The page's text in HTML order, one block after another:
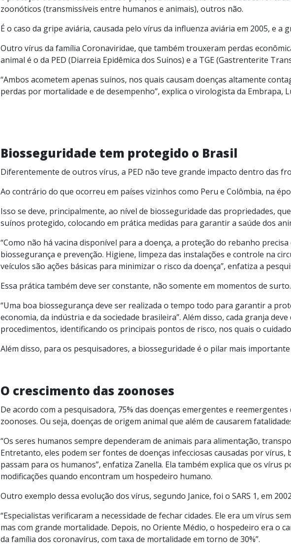
zoonóticos (transmissíveis entre humanos e animais), outros não.
É o caso da gripe aviária, causada pelo vírus da influenza aviária em 2005, e a
Outro vírus da família Coronaviridae, que também trouxeram perdas
animal é o da PED (Diarreia Epidêmica dos Suínos) e a TGE (Gastrenterite
“Ambos acometem apenas suínos, nos quais causam doenças altamente
perdas por mortalidade e de desempenho”, explica o virologista da Embrapa,
Biosseguridade tem protegido o Brasil
Diferentemente de outros vírus, a PED não teve grande impacto dentro das
Ao contrário do que ocorreu em países vizinhos como Peru e Colômbia, na
Isso se deve, principalmente, ao nível de biosseguridade das propriedades,
suínos protegido, colocando em prática medidas para garantir a saúde dos
“Como não há vacina disponível para a doença, a proteção do rebanho
biossegurança e prevenção. Higiene, limpeza das instalações e controle na
veículos são ações básicas para minimizar o risco da doença”, enfatiza a
Essa prática também deve ser constante, não somente em momentos de surto.
“Uma boa biossegurança deve ser realizada o tempo todo para garantir a
economia, da indústria e da sociedade brasileira”. Além disso, cada granja
procedimentos, identificando os principais pontos de risco, nos quais o
Além disso, para os pesquisadores, a biosseguridade é o pilar mais
O crescimento das zoonoses
De acordo com a pesquisadora, 75% das doenças emergentes e
zoonoses. Ou seja, doenças de origem animal que além de causarem
“Os seres humanos sempre dependeram de animais para alimentação,
Entretanto, eles podem ser fontes de doenças infecciosas causadas por vírus,
passam para os humanos”, enfatiza Zanella. Ela também explica que os vírus
modificações quando encontram um hospedeiro humano.
Outro exemplo dessa evolução dos vírus, segundo Janice, foi o SARS 1, em
“Especialistas verificaram a necessidade de fechar cidades. Ele era um vírus
mas com grande mortalidade. Depois, no Oriente Médio, o hospedeiro era o
da família dos coronavírus, com taxa de mortalidade em torno de 30%”.